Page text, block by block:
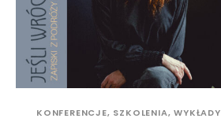
KONFERENCJE, SZKOLENIA, WYKŁADY